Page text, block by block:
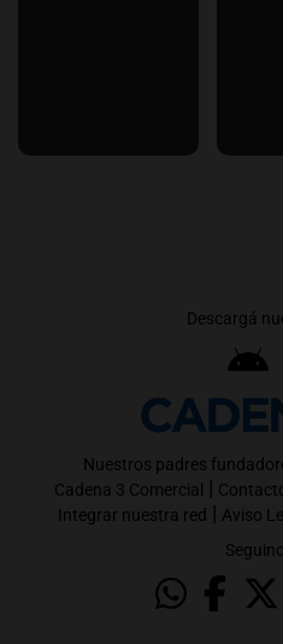
Descargá
Nuestros padres
Cadena 3 Comercial |
Integrar nuestra red | Aviso